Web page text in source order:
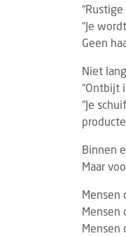
“Je
Geen
Niet
“Ontbijt
“Je
Binnen
Maar
Mensen
Mensen
Mensen